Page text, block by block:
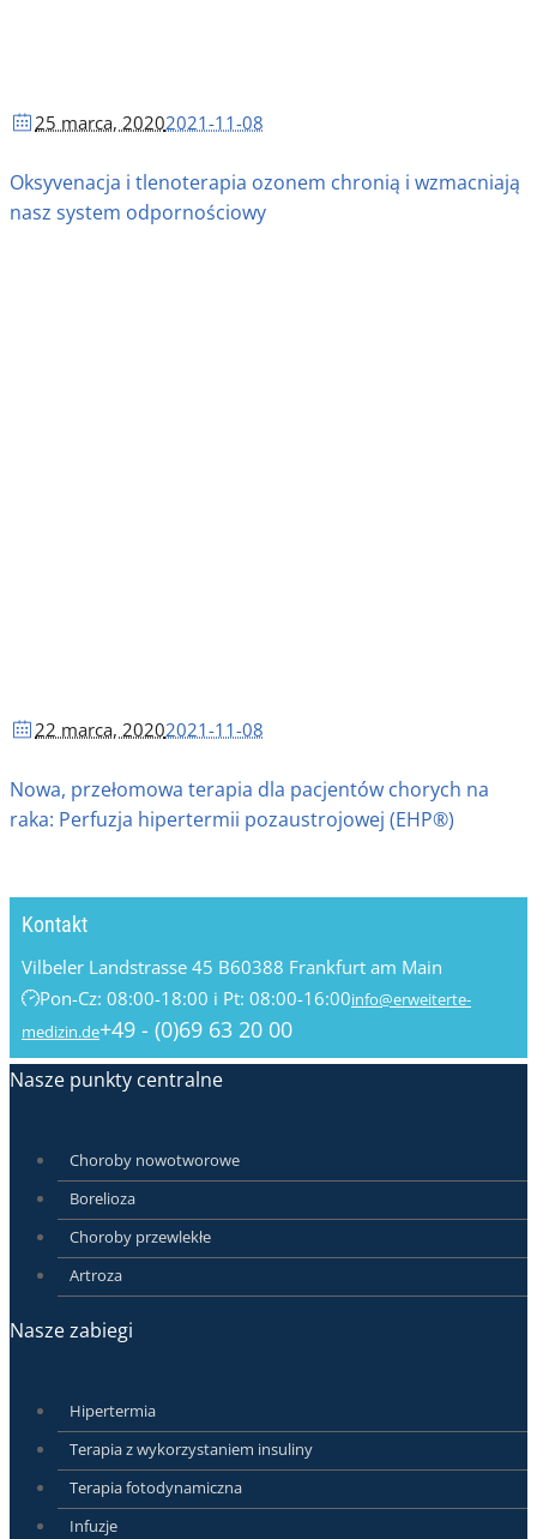
25 marca, 20202021-11-08
Oksyvenacja i tlenoterapia ozonem chronią i wzmacniają
nasz system odpornościowy
22 marca, 20202021-11-08
Nowa, przełomowa terapia dla pacjentów chorych na
raka: Perfuzja hipertermii pozaustrojowej (EHP®)
Kontakt
Vilbeler Landstrasse 45 B60388 Frankfurt am Main
Pon-Cz: 08:00-18:00 i Pt: 08:00-16:00info@erweiterte-
medizin.de+49 - (0)69 63 20 00
Nasze punkty centralne
Choroby nowotworowe
Borelioza
Choroby przewlekłe
Artroza
Nasze zabiegi
Hipertermia
Terapia z wykorzystaniem insuliny
Terapia fotodynamiczna
Infuzje